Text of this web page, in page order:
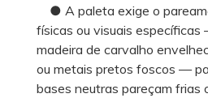
● A paleta exige o
físicas ou visuais específicas
madeira de carvalho
ou metais pretos foscos —
bases neutras pareçam frias